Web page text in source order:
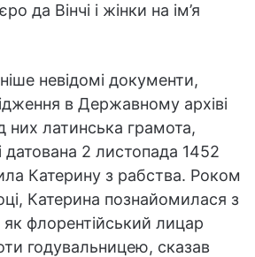
да Вінчі і жінки на ім’я
невідомі документи,
в Державному архіві
них латинська грамота,
датована 2 листопада 1452
Катерину з рабства. Роком
Катерина познайомилася з
як флорентійський лицар
годувальницею, сказав